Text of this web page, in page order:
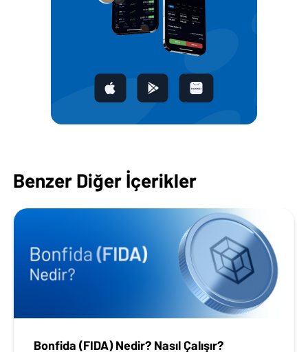
Benzer Diğer İçerikler
Bonfida (FIDA) Nedir? Nasıl Çalışır?